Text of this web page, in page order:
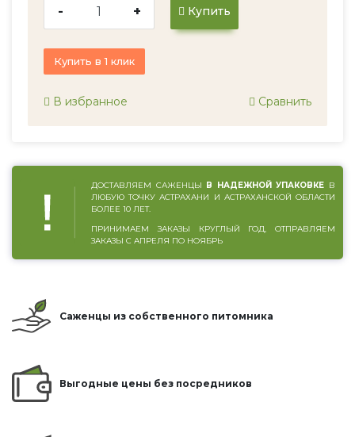
- + Купить
Купить в 1 клик
В избранное Сравнить
ДОСТАВЛЯЕМ САЖЕНЦЫ В НАДЕЖНОЙ УПАКОВКЕ В
ЛЮБУЮ ТОЧКУ АСТРАХАНИ И АСТРАХАНСКОЙ ОБЛАСТИ
БОЛЕЕ 10 ЛЕТ.
ПРИНИМАЕМ ЗАКАЗЫ КРУГЛЫЙ ГОД, ОТПРАВЛЯЕМ
ЗАКАЗЫ С АПРЕЛЯ ПО НОЯБРЬ
Саженцы из собственного питомника
Выгодные цены без посредников